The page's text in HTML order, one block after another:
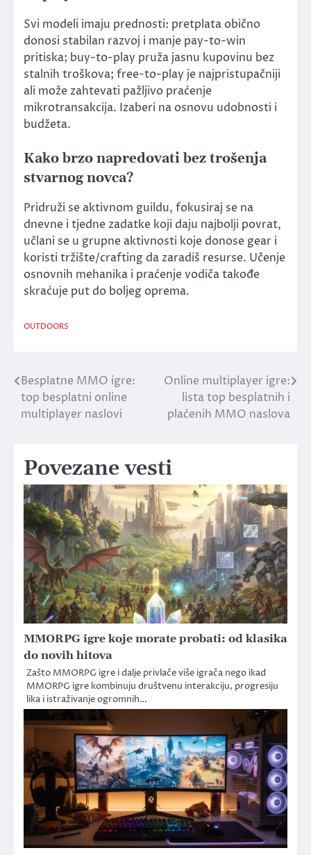
Svi modeli imaju prednosti: pretplata obično
donosi stabilan razvoj i manje pay-to-win
pritiska; buy-to-play pruža jasnu kupovinu bez
stalnih troškova; free-to-play je najpristupačniji
ali može zahtevati pažljivo praćenje
mikrotransakcija. Izaberi na osnovu udobnosti i
budžeta.
Kako brzo napredovati bez trošenja
stvarnog novca?
Pridruži se aktivnom guildu, fokusiraj se na
dnevne i tjedne zadatke koji daju najbolji povrat,
učlani se u grupne aktivnosti koje donose gear i
koristi tržište/crafting da zaradiš resurse. Učenje
osnovnih mehanika i praćenje vodiča takođe
skraćuje put do boljeg oprema.
OUTDOORS
Post
navigation
Besplatne MMO igre:
top besplatni online
multiplayer naslovi
Online multiplayer igre:
lista top besplatnih i
plaćenih MMO naslova
Povezane vesti
MMORPG igre koje morate probati: od klasika
do novih hitova
Zašto MMORPG igre i dalje privlače više igrača nego ikad
MMORPG igre kombinuju društvenu interakciju, progresiju
lika i istraživanje ogromnih…